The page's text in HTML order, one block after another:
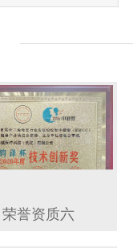
荣誉资质六